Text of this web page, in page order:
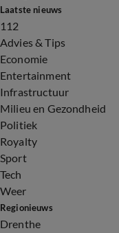
Laatste nieuws
112
Advies & Tips
Economie
Entertainment
Infrastructuur
Milieu en Gezondheid
Politiek
Royalty
Sport
Tech
Weer
Regionieuws
Drenthe